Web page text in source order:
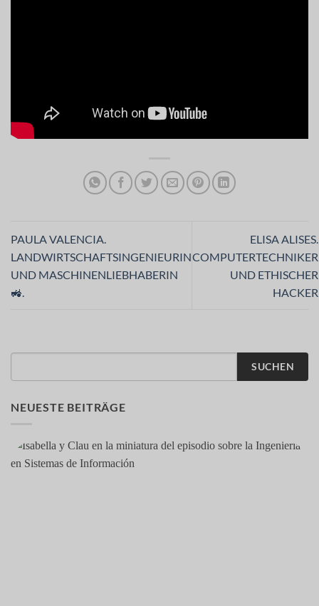
PAULA VALENCIA.
LANDWIRTSCHAFTSINGENIEURIN
UND MASCHINENLIEBHABERIN
🚜.
ELISA ALISES.
COMPUTERTECHNIKER
UND ETHISCHER
HACKER
SUCHEN
NEUESTE BEITRÄGE